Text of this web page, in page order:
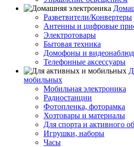
Разветвители/Конвертеры
Антенны и цифровые
Электротовары
Бытовая техника
Домофоны и
Телефонные аксессуары
мобильных
Мобильная электроника
Радиостанции
Фотопленка, фоторамка
Хозтовары и материалы
Для спорта и активного
Игрушки, наборы
Часы